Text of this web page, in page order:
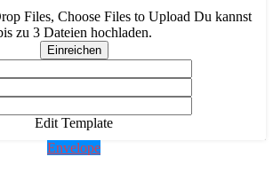
Files, Choose Files to Upload Du kannst
zu 3 Dateien hochladen.
Einreichen
Edit Template
Envelope